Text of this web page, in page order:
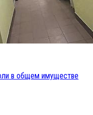
в общем имуществе